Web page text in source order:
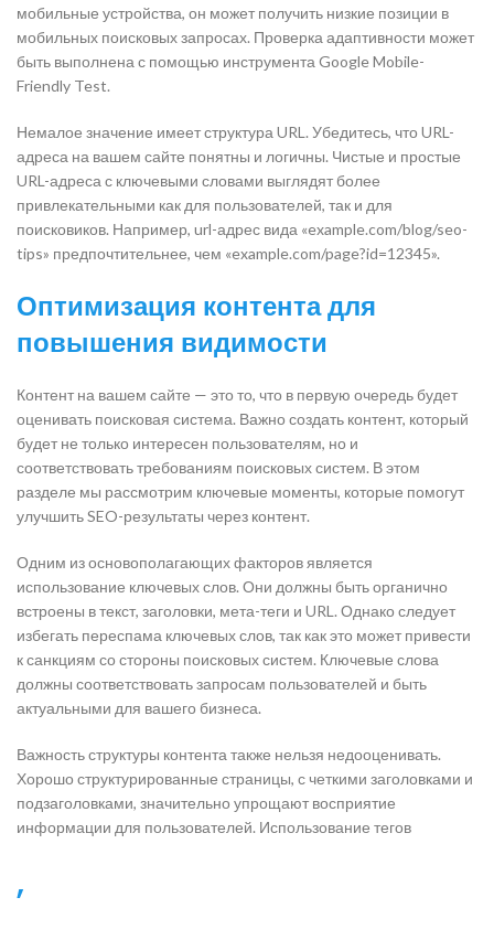
мобильные устройства, он может получить низкие позиции в
мобильных поисковых запросах. Проверка адаптивности может
быть выполнена с помощью инструмента Google Mobile-
Friendly Test.
Немалое значение имеет структура URL. Убедитесь, что URL-
адреса на вашем сайте понятны и логичны. Чистые и простые
URL-адреса с ключевыми словами выглядят более
привлекательными как для пользователей, так и для
поисковиков. Например, url-адрес вида «example.com/blog/seo-
tips» предпочтительнее, чем «example.com/page?id=12345».
Оптимизация контента для
повышения видимости
Контент на вашем сайте — это то, что в первую очередь будет
оценивать поисковая система. Важно создать контент, который
будет не только интересен пользователям, но и
соответствовать требованиям поисковых систем. В этом
разделе мы рассмотрим ключевые моменты, которые помогут
улучшить SEO-результаты через контент.
Одним из основополагающих факторов является
использование ключевых слов. Они должны быть органично
встроены в текст, заголовки, мета-теги и URL. Однако следует
избегать переспама ключевых слов, так как это может привести
к санкциям со стороны поисковых систем. Ключевые слова
должны соответствовать запросам пользователей и быть
актуальными для вашего бизнеса.
Важность структуры контента также нельзя недооценивать.
Хорошо структурированные страницы, с четкими заголовками и
подзаголовками, значительно упрощают восприятие
информации для пользователей. Использование тегов
,